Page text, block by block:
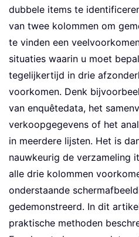
dubbele items te
van twee kolommen om
te vinden een
situaties waarin u moet
tegelijkertijd in drie
voorkomen. Denk
van enquêtedata, het
verkoopgegevens of het
in meerdere lijsten. Het is
nauwkeurig de verzameling
alle drie kolommen
onderstaande
gedemonstreerd. In dit
praktische methoden